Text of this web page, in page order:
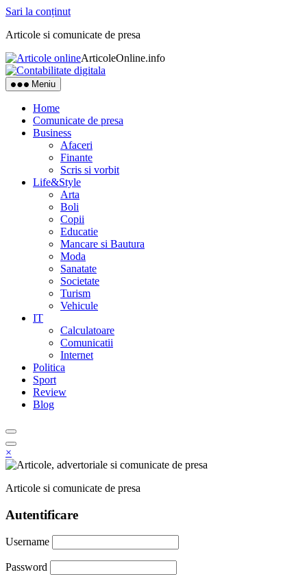
Sari la conținut
Articole si comunicate de presa
ArticoleOnline.info
Meniu
Home
Comunicate de presa
Business
Afaceri
Finante
Scris si vorbit
Life&Style
Arta
Boli
Copii
Educatie
Mancare si Bautura
Moda
Sanatate
Societate
Turism
Vehicule
IT
Calculatoare
Comunicatii
Internet
Politica
Sport
Review
Blog
×
Articole si comunicate de presa
Autentificare
Username
Password